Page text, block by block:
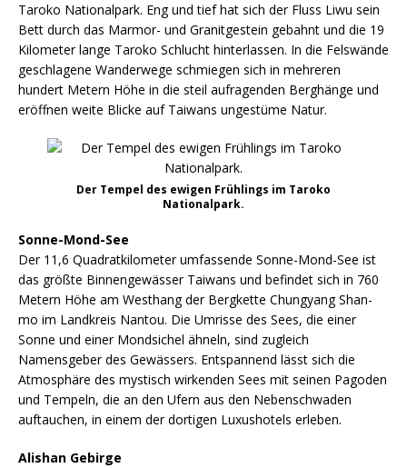
Taroko Nationalpark. Eng und tief hat sich der Fluss Liwu sein
Bett durch das Marmor- und Granitgestein gebahnt und die 19
Kilometer lange Taroko Schlucht hinterlassen. In die Felswände
geschlagene Wanderwege schmiegen sich in mehreren
hundert Metern Höhe in die steil aufragenden Berghänge und
eröffnen weite Blicke auf Taiwans ungestüme Natur.
Der Tempel des ewigen Frühlings im Taroko
Nationalpark.
Sonne-Mond-See
Der 11,6 Quadratkilometer umfassende Sonne-Mond-See ist
das größte Binnengewässer Taiwans und befindet sich in 760
Metern Höhe am Westhang der Bergkette Chungyang Shan-
mo im Landkreis Nantou. Die Umrisse des Sees, die einer
Sonne und einer Mondsichel ähneln, sind zugleich
Namensgeber des Gewässers. Entspannend lässt sich die
Atmosphäre des mystisch wirkenden Sees mit seinen Pagoden
und Tempeln, die an den Ufern aus den Nebenschwaden
auftauchen, in einem der dortigen Luxushotels erleben.
Alishan Gebirge